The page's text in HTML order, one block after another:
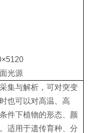
光源
集与解析，可对突变
也可以对高温、高
件下植物的形态、颜
适用于遗传育种、分